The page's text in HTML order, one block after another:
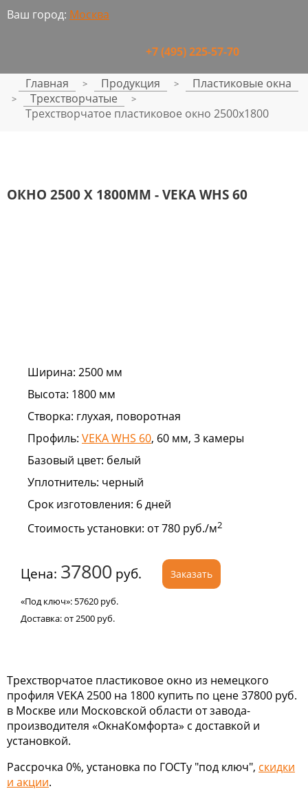
Ваш город: Москва
+7 (495) 225-57-70
Главная > Продукция > Пластиковые окна
> Трехстворчатые >
Трехстворчатое пластиковое окно 2500x1800
ОКНО 2500 Х 1800ММ - VEKA WHS 60
Ширина: 2500 мм
Высота: 1800 мм
Створка: глухая, поворотная
Профиль: VEKA WHS 60, 60 мм, 3 камеры
Базовый цвет: белый
Уплотнитель: черный
Срок изготовления: 6 дней
Стоимость установки: от 780 руб./м2
Цена: 37800 руб.
«Под ключ»: 57620 руб.
Доставка:от 2500 руб.
Заказать
Трехстворчатое пластиковое окно из немецкого
профиля VEKA 2500 на 1800 купить по цене 37800 руб.
в Москве или Московской области от завода-
производителя «ОкнаКомфорта» с доставкой и
установкой.
Рассрочка 0%, установка по ГОСТу "под ключ", скидки
и акции.